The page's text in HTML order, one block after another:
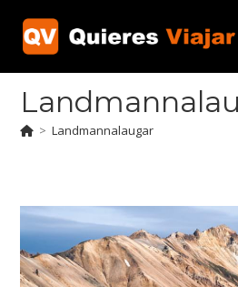
contenido
> Landmannalaugar